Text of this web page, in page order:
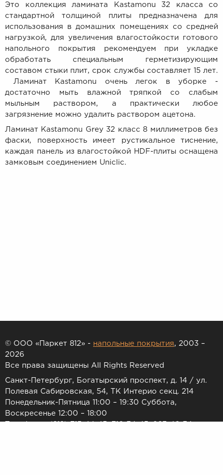
Это коллекция ламината Kastamonu 32 класса со
стандартной толщиной плиты предназначена для
использования в домашних помещениях со средней
нагрузкой, для увеличения влагостойкости готового
напольного покрытия рекомендуем при укладке
обработать специальным герметизирующим
составом стыки плит, срок службы составляет 15 лет.
Ламинат Kastamonu очень легок в уборке -
достаточно мыть влажной тряпкой со слабым
мыльным раствором, а практически любое
загрязнение можно удалить раствором ацетона.
Ламинат Kastamonu Grey 32 класс 8 миллиметров без
фаски, поверхность имеет рустикальное тиснение,
каждая панель из влагостойкой HDF-плиты оснащена
замковым соединением Uniclic.
© ООО «Паркет 812» - напольные покрытия, 2003 –
2026
Все права защищены All Rights Reserved
Санкт-Петербург, Богатырский проспект, д. 14 / ул.
Полевая Сабировская, 54, ТК Интерио секц. 214
Понедельник-Пятница 11:00 – 19:30 Суббота,
Воскресенье 12:00 – 18:00